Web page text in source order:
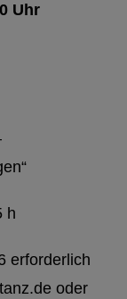
Uhr
h
erforderlich
oder